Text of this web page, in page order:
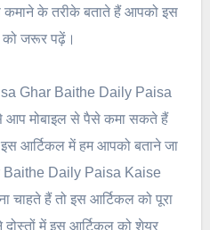
कमाने के तरीके बताते हैं आपको इस
को जरूर पढ़ें।
Ghar Baithe Daily Paisa
आप मोबाइल से पैसे कमा सकते हैं
आर्टिकल में हम आपको बताने जा
Baithe Daily Paisa Kaise
चाहते हैं तो इस आर्टिकल को पूरा
में इस आर्टिकल को शेयर